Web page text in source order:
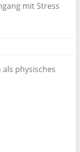
mit Stress
physisches